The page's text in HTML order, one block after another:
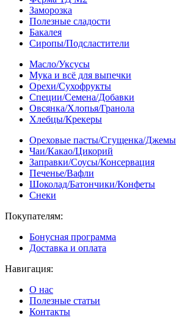
Заморозка
Полезные сладости
Бакалея
Сиропы/Подсластители
Масло/Уксусы
Мука и всё для выпечки
Орехи/Сухофрукты
Специи/Семена/Добавки
Овсянка/Хлопья/Гранола
Хлебцы/Крекеры
Ореховые пасты/Сгущенка/Джемы
Чаи/Какао/Цикорий
Заправки/Соусы/Консервация
Печенье/Вафли
Шоколад/Батончики/Конфеты
Снеки
Покупателям:
Бонусная программа
Доставка и оплата
Навигация:
О нас
Полезные статьи
Контакты